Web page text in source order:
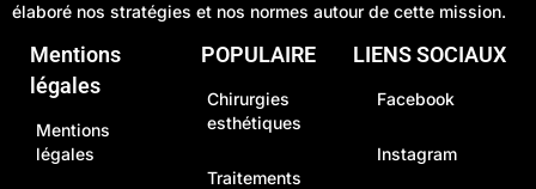
élaboré nos stratégies et nos normes autour de cette mission.
Mentions
légales
Mentions
légales
POPULAIRE
Chirurgies
esthétiques
Traitements
LIENS SOCIAUX
Facebook
Instagram